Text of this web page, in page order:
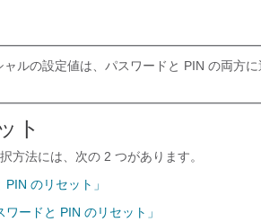
ルの設定値は、パスワードと PIN の両方に
ト
方法には、次の 2 つがあります。
のリセット」
ードと PIN のリセット」